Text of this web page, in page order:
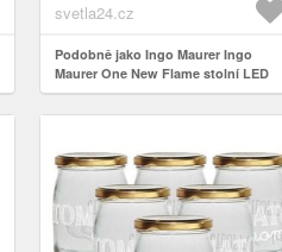
záv...
svetla24.cz
Podobně jako Ingo Maurer Ingo
Maurer One New Flame stolní LED
lampa červ.